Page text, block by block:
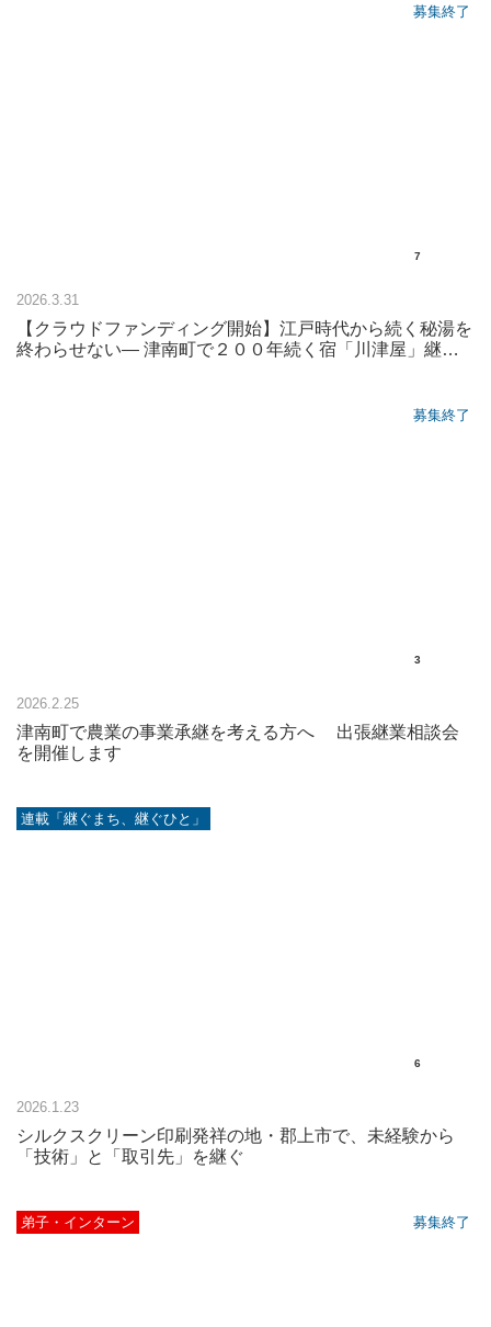
7
募集終了
2026.3.31
【クラウドファンディング開始】江戸時代から続く秘湯を
終わらせない― 津南町で２００年続く宿「川津屋」継業
3
募集終了
2026.2.25
津南町で農業の事業承継を考える方へ 出張継業相談会
を開催します
6
連載「継ぐまち、継ぐひと」
2026.1.23
シルクスクリーン印刷発祥の地・郡上市で、未経験から
「技術」と「取引先」を継ぐ
弟子・インターン 募集終了